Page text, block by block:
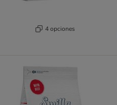
4 opciones